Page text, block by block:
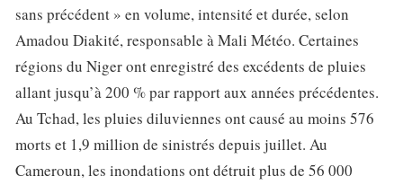
sans précédent » en volume, intensité et durée, selon
Amadou Diakité, responsable à Mali Météo. Certaines
régions du Niger ont enregistré des excédents de pluies
allant jusqu’à 200 % par rapport aux années précédentes.
Au Tchad, les pluies diluviennes ont causé au moins 576
morts et 1,9 million de sinistrés depuis juillet. Au
Cameroun, les inondations ont détruit plus de 56 000